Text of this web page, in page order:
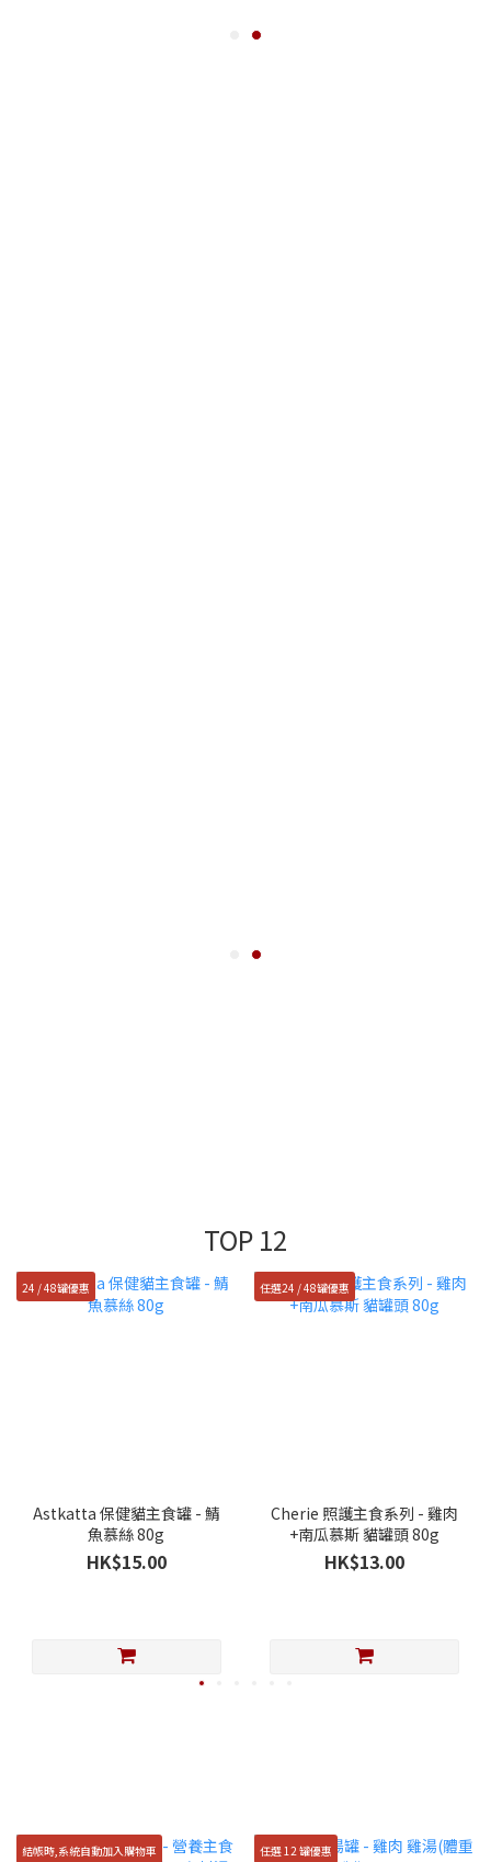
TOP 12
24 / 48罐優惠
Astkatta 保健貓主食罐 - 鯖
魚慕絲 80g
HK$15.00
任選24 / 48罐優惠
Cherie 照護主食系列 - 雞肉
+南瓜慕斯 貓罐頭 80g
HK$13.00
結帳時,系統自動加入購物車 任選 12 罐優惠